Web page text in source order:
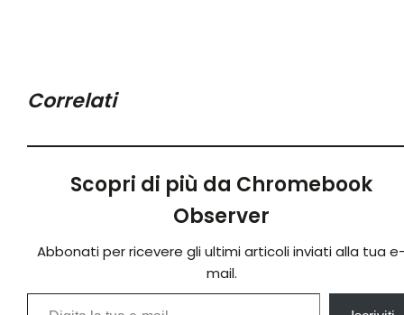
Correlati
Scopri di più da Chromebook
Observer
Abbonati per ricevere gli ultimi articoli inviati alla tua
mail.
Digita la tua e-mail...